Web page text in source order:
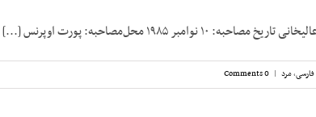
۱۹۸۵ محل‌مصاحبه: پورت اوپرنس [...]
فارسی,مرد |
0 Comments